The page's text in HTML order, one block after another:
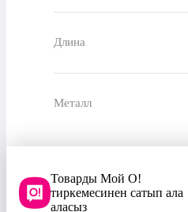
Длина
Металл
Товарды Мой О!
тиркемесинен сатып ала
аласыз